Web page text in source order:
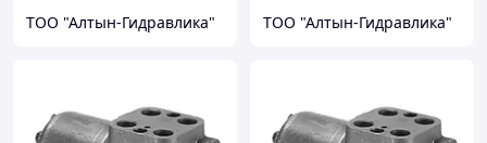
ТОО "Алтын-Гидравлика" ТОО "Алтын-Гидравлика"